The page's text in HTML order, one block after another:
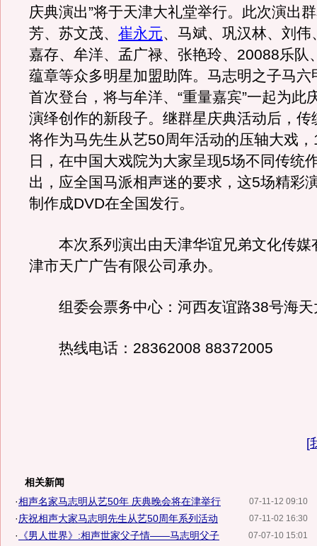
庆典演出”将于天津大礼堂举行。此次演出
芳、苏文茂、 崔永元、马斌、巩汉林、刘伟
嘉存、牟洋、孟广禄、张艳玲、20088乐队
蕴章等众多明星加盟助阵。马志明之子马六
首次登台，将与牟洋、“重量嘉宾”一起为此
演绎创作的新段子。继群星庆典活动后，传
将作为马先生从艺50周年活动的压轴大戏
日，在中国大戏院为大家呈现5场不同传统
出，应全国马派相声迷的要求，这5场精彩
制作成DVD在全国发行。
本次系列演出由天津华谊兄弟文化传媒
津市天广广告有限公司承办。
组委会票务中心：河西友谊路38号海天
热线电话：28362008 88372005
[
相关新闻
07-11-12 09:10
·相声名家马志明从艺50年 庆典晚会将在津举行
07-11-02 16:30
·庆祝相声大家马志明先生从艺50周年系列活动
07-07-10 15:01
· 《男人世界》:相声世家父子情——马志明父子